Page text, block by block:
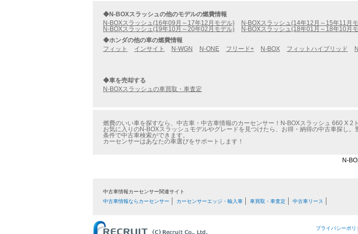
◆N-BOXスラッシュの他のモデルの燃費情報
N-BOXスラッシュ(16年09月～17年12月モデル)
N-BOXスラッシュ(14年12月～15年11月
N-BOXスラッシュ(19年10月～20年02月モデル)
N-BOXスラッシュ(18年01月～18年10月
◆ホンダの他の車の燃費情報
フィット
インサイト N-WGN N-ONE フリード+ N-BOX フィットハイブリッド
◆車を売却する
N-BOXスラッシュの車買取・車査定
燃費のいい車を探すなら、中古車・中古車情報のカーセンサー！N-BOXスラッシュ 660 X 2
お気に入りのN-BOXスラッシュモデルやグレードを見つけたら、お得・納得の中古車探し
条件で中古車検索ができます。
カーセンサーはあなたの車選びをサポートします！
N-
中古車情報カーセンサー関連サイト
中古車情報ならカーセンサー
カーセンサーエッジ・輸入車 車買取・車査定 中古車リース
プライバシーポリ